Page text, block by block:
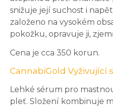
snižuje její suchost i
založeno na vysokém
pokožku, opravuje ji,
Cena je cca 350 korun.
CannabiGold Vyživující
Lehké sérum pro
pleť. Složení kombinuje